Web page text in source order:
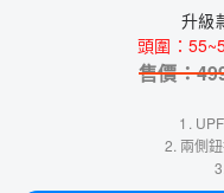
升級
頭圍：
售價：
1.
2. 兩側